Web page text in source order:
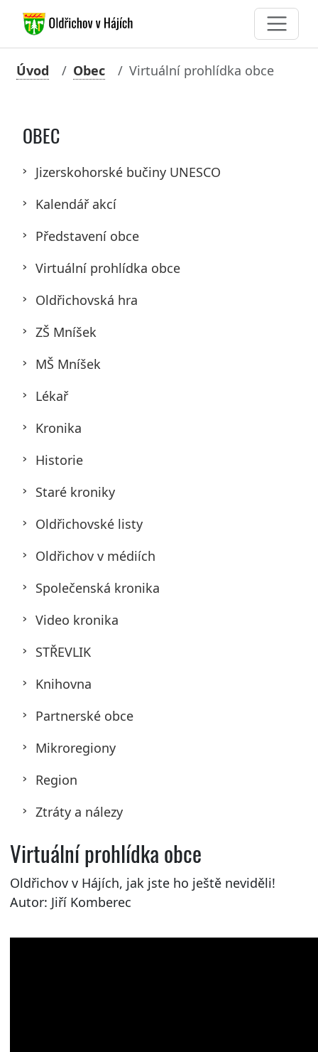
Úvod Obec Virtuální prohlídka obce
OBEC
Jizerskohorské bučiny UNESCO
Kalendář akcí
Představení obce
Virtuální prohlídka obce
Oldřichovská hra
ZŠ Mníšek
MŠ Mníšek
Lékař
Kronika
Historie
Staré kroniky
Oldřichovské listy
Oldřichov v médiích
Společenská kronika
Video kronika
STŘEVLIK
Knihovna
Partnerské obce
Mikroregiony
Region
Ztráty a nálezy
Virtuální prohlídka obce
Oldřichov v Hájích, jak jste ho ještě neviděli!
Autor: Jiří Komberec